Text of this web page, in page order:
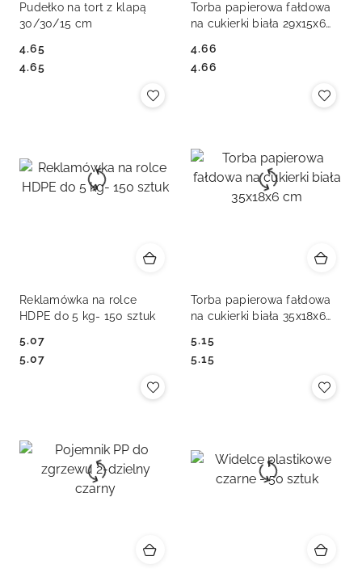
Pudełko na tort z klapą
30/30/15 cm
Cena:
4.65
Cena:
4.65
Torba papierowa fałdowa
na cukierki biała 29x15x6
Cena:
4.66
Cena:
4.66
Reklamówka na rolce
HDPE do 5 kg- 150 sztuk
Cena:
5.07
Cena:
5.07
Torba papierowa fałdowa
na cukierki biała 35x18x6
Cena:
5.15
Cena:
5.15